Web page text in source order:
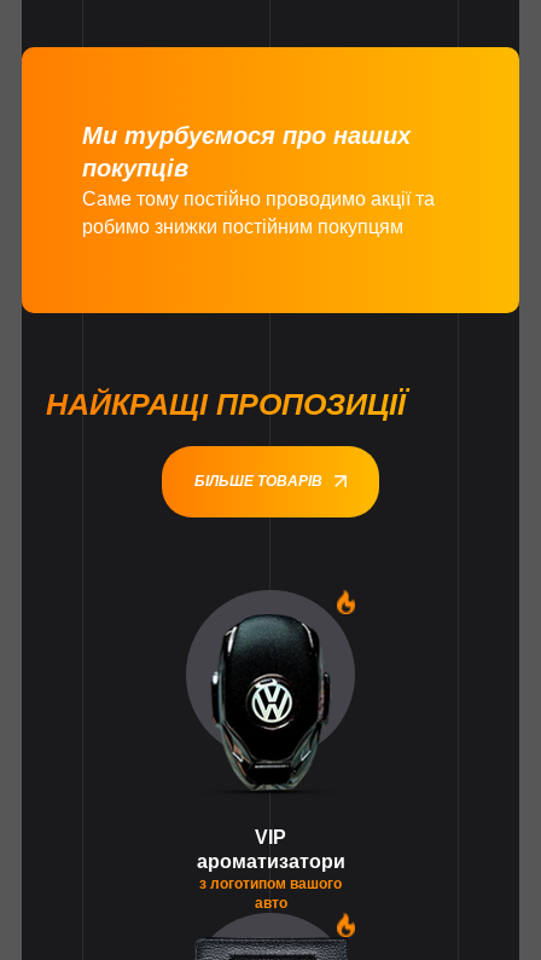
Ми турбуємося про наших
покупців
Саме тому постійно проводимо акції та
робимо знижки постійним покупцям
НАЙКРАЩІ ПРОПОЗИЦІЇ
БІЛЬШЕ ТОВАРІВ
VIP
ароматизатори
з логотипом вашого
авто